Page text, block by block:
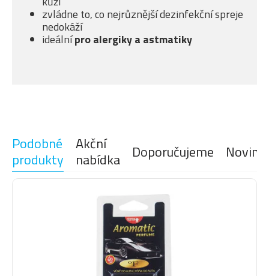
zvládne to, co nejrůznější dezinfekční spreje
nedokáží
ideálnípro alergiky a astmatiky
Podobné
produkty
Akční
nabídka Doporučujeme